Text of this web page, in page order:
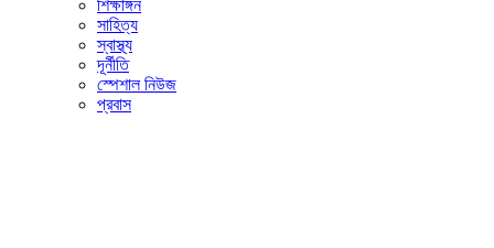
শিক্ষাঙ্গন
সাহিত্য
স্বাস্থ্য
দূর্নীতি
স্পেশাল নিউজ
প্রবাস